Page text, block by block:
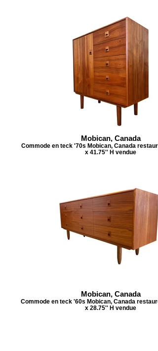
Mobican, Canada
Commode en teck '70s Mobican, Canada
x 41.75'' H vendue
Mobican, Canada
Commode en teck '60s Mobican, Canada
x 28.75'' H vendue